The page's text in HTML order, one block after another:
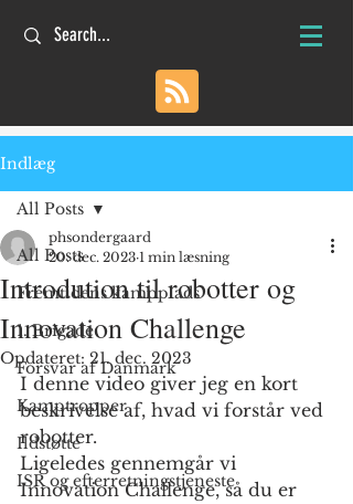
Indlæg
All Posts
Fremtidens kampplads
1. Brigade
Forsvar af Danmark
Kamptropper
Ildstøtte
ISR og efterretningstjeneste
All Posts
Introdution til robotter og
Innovation Challenge
phsondergaard
20. dec. 2023 1 min læsning
Opdateret: 21. dec. 2023
I denne video giver jeg en kort
beskrivelse af, hvad vi forstår ved
robotter.
Ligeledes gennemgår vi
Innovation Challenge, så du er